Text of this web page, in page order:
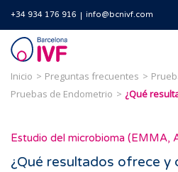
+34 934 176 916 info@bcnivf.com
Barcelona
IVF
Inicio Preguntas frecuentes
Pruebas de Endometrio
Estudio del microbioma (EMMA,
¿Qué resultados ofrece y